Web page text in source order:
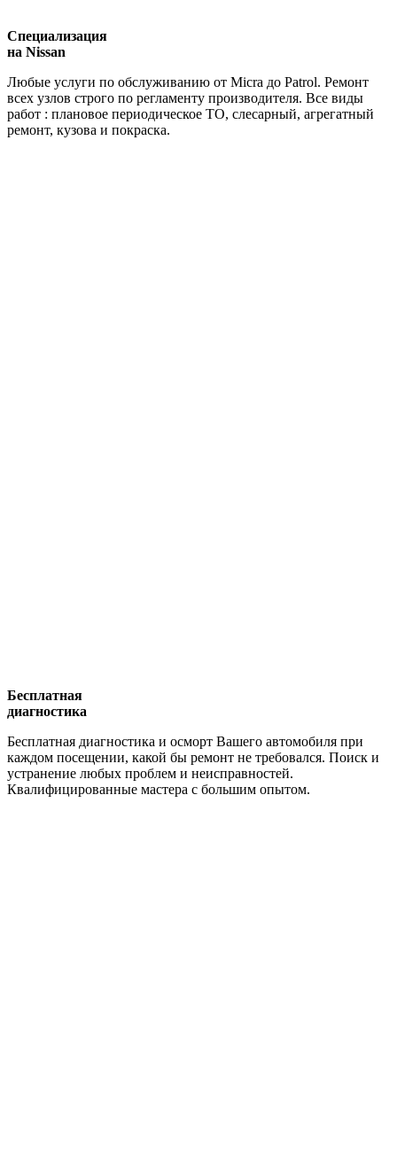
Специализация
на Nissan
Любые услуги по обслуживанию от Micra до Patrol. Ремонт
всех узлов строго по регламенту производителя. Все виды
работ : плановое периодическое ТО, слесарный, агрегатный
ремонт, кузова и покраска.
Бесплатная
диагностика
Бесплатная диагностика и осморт Вашего автомобиля при
каждом посещении, какой бы ремонт не требовался. Поиск и
устранение любых проблем и неисправностей.
Квалифицированные мастера с большим опытом.